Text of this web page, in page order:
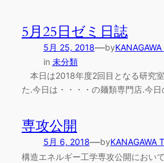
5月25日ゼミ日誌
5月 25, 2018—by
in 未分類
本日は2018年度2回目となる研究
た.今日は・・・・の麺類専門店.今
専攻公開
5月 6, 2018—byKANAGAWA
構造エネルギー工学専攻公開におい